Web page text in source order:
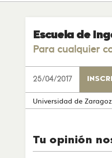
Escuela de
Para cualquier
25/04/2017
Universidad de
Tu opinión